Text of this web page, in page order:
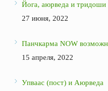
Йога, аюрведа и тридоши
27 июня, 2022
Панчкарма NOW
15 апреля, 2022
Упваас (пост) и Аюрведа